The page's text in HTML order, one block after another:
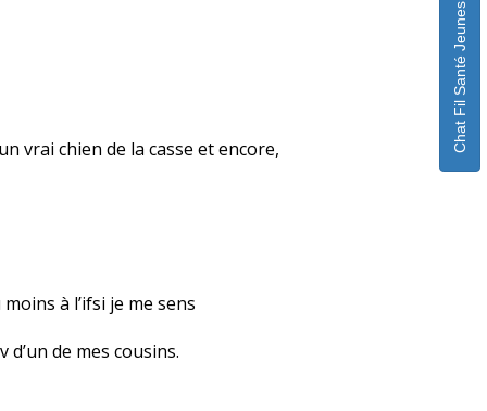
vrai chien de la casse et encore,
à l’ifsi je me sens
de mes cousins.
Chat Fil Santé Jeunes